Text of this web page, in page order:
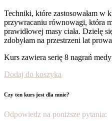
Techniki, które zastosowałam w
przywracaniu równowagi, która
prawidłowej masy ciała. Dzielę
zdobyłam na przestrzeni lat
Kurs zawiera serię 8 nagrań
Dodaj do koszyka
Czy ten kurs jest dla mnie?
Odpowiedz na poniższe pytania: